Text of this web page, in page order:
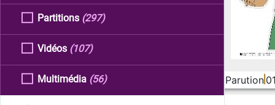
Partitions (297)
Vidéos (107)
Multimédia (56) Parution